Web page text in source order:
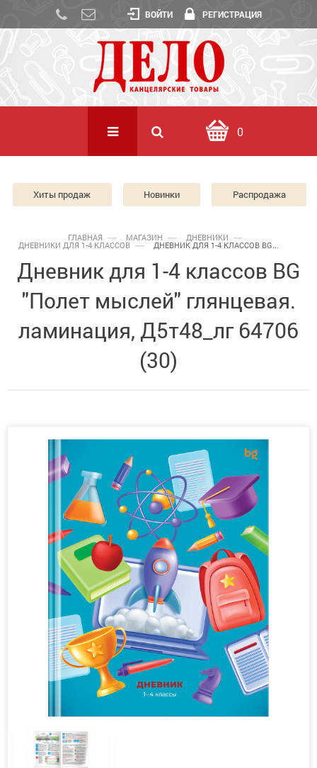
ВОЙТИ РЕГИСТРАЦИЯ
0
Хиты продаж Новинки Распродажа
ГЛАВНАЯ МАГАЗИН ДНЕВНИКИ
ДНЕВНИКИ ДЛЯ 1-4 КЛАССОВ ДНЕВНИК ДЛЯ 1-4 КЛАССОВ BG...
Дневник для 1-4 классов BG
"Полет мыслей" глянцевая.
ламинация, Д5т48_лг 64706
(30)